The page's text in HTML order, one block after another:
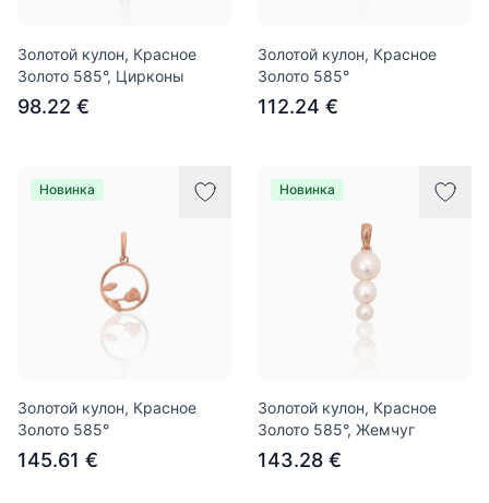
Золотой кулон, Красное
Золото 585°, Цирконы
98.22 €
Золотой кулон, Красное
Золото 585°
112.24 €
Новинка
Золотой кулон, Красное
Золото 585°
145.61 €
Новинка
Золотой кулон, Красное
Золото 585°, Жемчуг
143.28 €